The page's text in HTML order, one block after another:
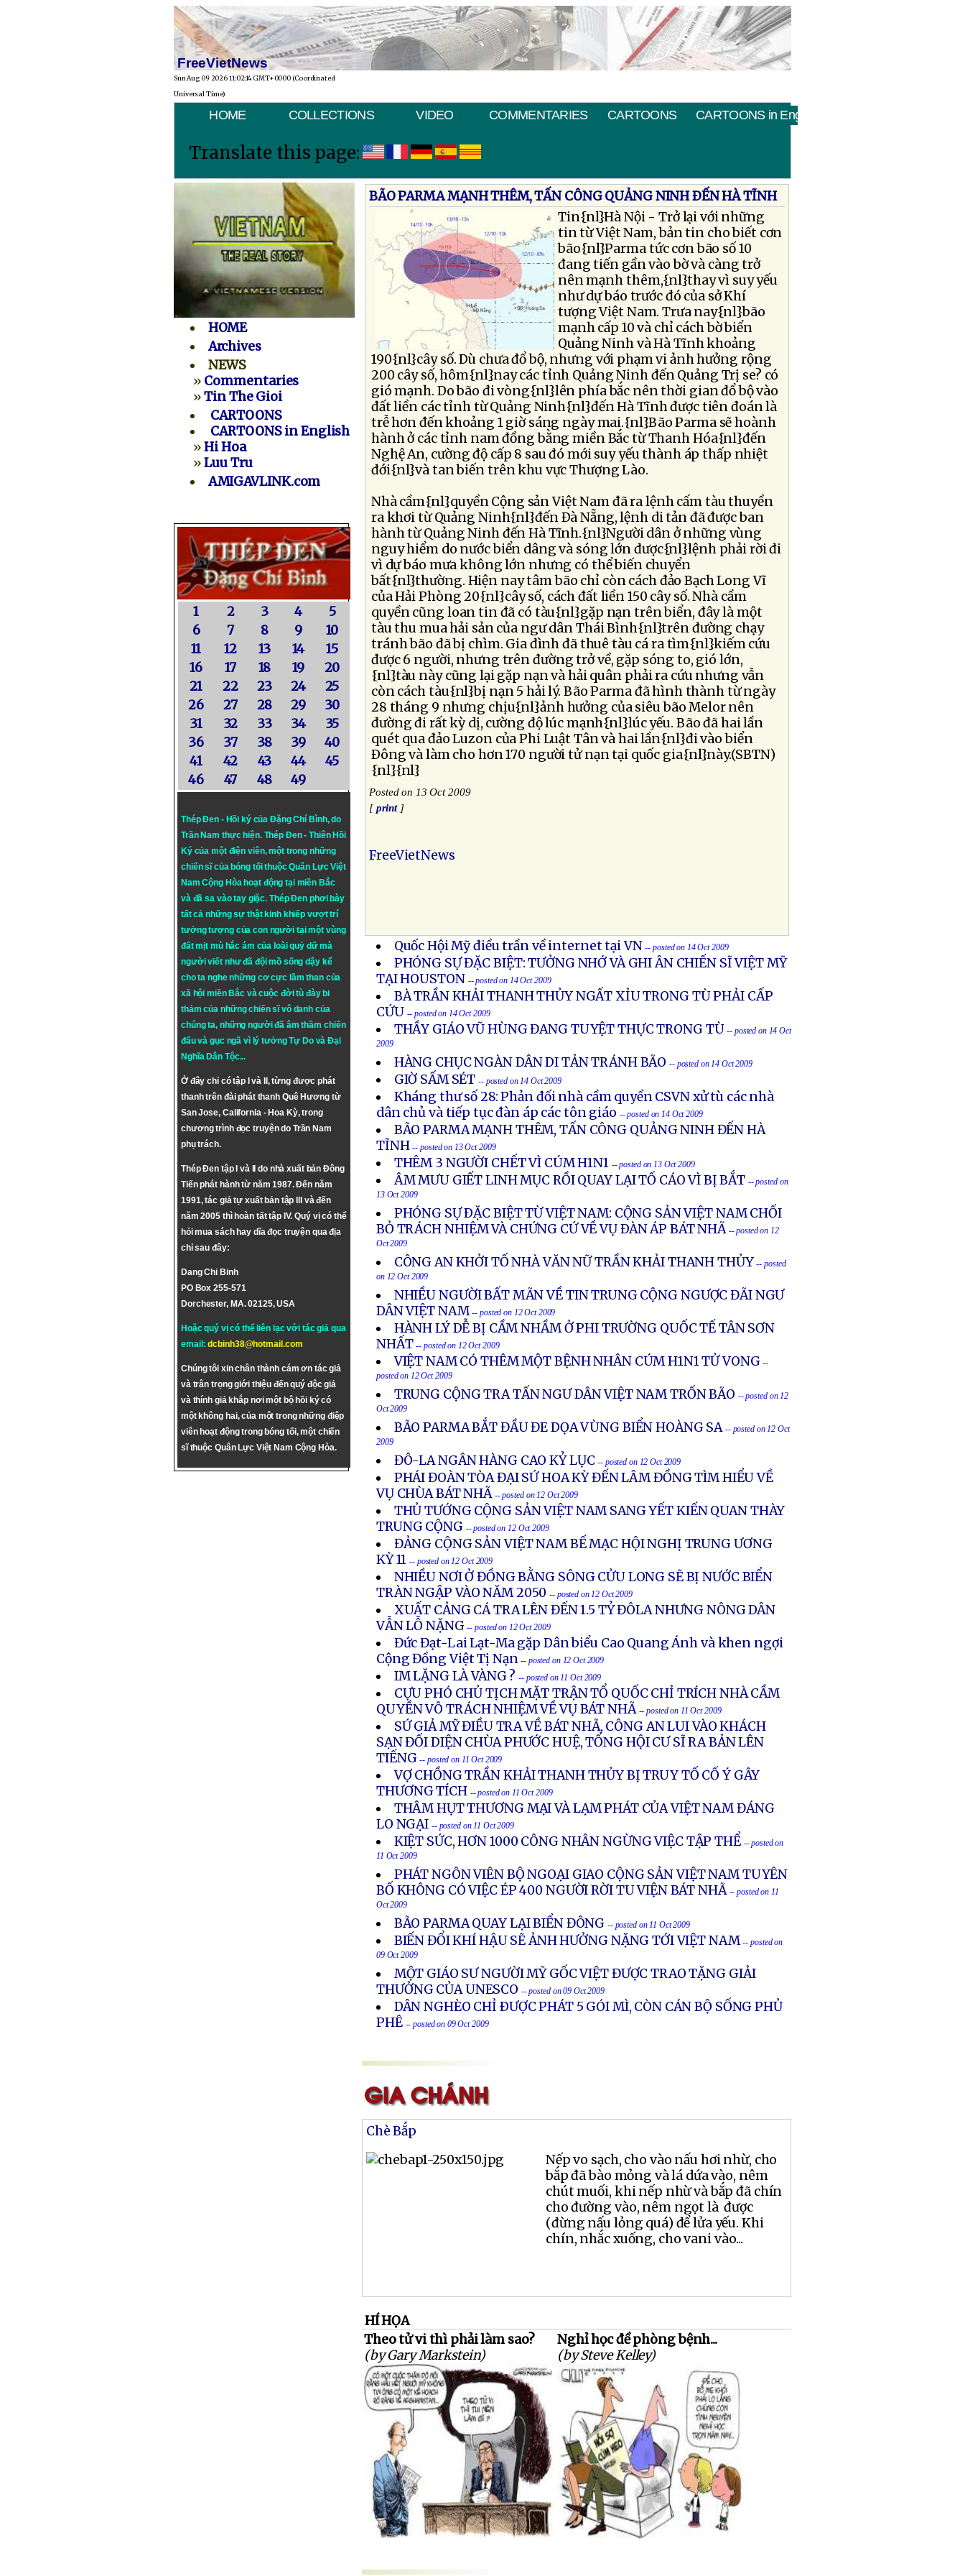
FreeVietNews
Sun Aug 09 2026 11:02:14 GMT+0000 (Coordinated
Universal Time)
HOME COLLECTIONS VIDEO COMMENTARIES CARTOONS CARTOONS in English
Translate this page:
HOME
Archives
NEWS
» Commentaries
»Tin The Gioi
CARTOONS
CARTOONS in English
»Hi Hoa
»Luu Tru
AMIGAVLINK.com
1 2 3 4
5
6
7 8 9
10
11
12 13 14
15
16
17 18 19
20
21
22 23 24
25
26
27 28 29
30
31
32 33 34
35
36
37 38 39
40
41
42 43 44
45
46
47 48 49
Thép Đen - Hồi ký của Đặng Chí Bình, do
Trần Nam thực hiện. Thép Đen- Thiên Hồi
Ký của một điện viên, một trong những
chiến sĩ của bóng tối thuộc Quân Lực Việt
Nam Cộng Hòa hoạt động tại miền Bắc
và đã sa vào tay giặc. Thép Đen phơi bày
tất cả những sự thật kinh khiếp vượt trí
tưởng tượng của con người tại một vùng
đất mịt mù hắc ám của loài quỷ dữ mà
người viết như đã đội mồ sống dậy kể
cho ta nghe những cơ cực lầm than của
xã hội miền Bắc và cuộc đời tù đày bi
thảm của những chiến sĩ vô danh của
chúng ta, những người đã âm thầm chiến
đấu và gục ngã vì lý tưởngTự DovàĐại
Nghĩa Dân Tộc...
Ở đây chỉ có tập I và II, từng được phát
thanh trên đài phát thanh Quê Hương từ
San Jose, California - Hoa Kỳ, trong
chương trình đọc truyện do Trần Nam
phụ trách.
Thép Đen tập I và II do nhà xuất bản Đông
Tiến phát hành từ năm 1987. Đến năm
1991, tác giả tự xuất bản tập III và đến
năm 2005 thì hoàn tất tập IV. Quý vị có thể
hỏi mua sách hay dĩa đọc truyện qua địa
chỉ sau đây:
Dang Chi Binh
PO Box 255-571
Dorchester, MA. 02125, USA
Hoặc quý vị có thể liên lạc với tác giả qua
email:dcbinh38@hotmail.com
Chúng tôi xin chân thành cám ơn tác giả
và trân trọng giới thiệu đến quý độc giả
và thính giả khắp nơi một bộ hồi ký có
một không hai, của một trong những điệp
viên hoạt động trong bóng tối, một chiến
sĩ thuộc Quân Lực Việt Nam Cộng Hòa.
BÃO PARMA MẠNH THÊM, TẤN CÔNG QUẢNG NINH ÐẾN HÀ TĨNH
Tin{nl}Hà Nội - Trở lại với những
tin từ Việt Nam, bản tin cho biết cơn
bão{nl}Parma tức cơn bão số 10
đang tiến gần vào bờ và càng trở
nên mạnh thêm,{nl}thay vì suy yếu
như dự báo trước đó của sở Khí
tượng Việt Nam. Trưa nay{nl}bão
mạnh cấp 10 và chỉ cách bờ biển
Quảng Ninh và Hà Tĩnh khoảng
190{nl}cây số. Dù chưa đổ bộ, nhưng với phạm vi ảnh hưởng rộng
200 cây số, hôm{nl}nay các tỉnh Quảng Ninh đến Quảng Trị se? có
gió mạnh. Do bão đi vòng{nl}lên phía bắc nên thời gian đổ bộ vào
đất liền các tỉnh từ Quảng Ninh{nl}đến Hà Tĩnh được tiên đoán là
trễ hơn đến khoảng 1 giờ sáng ngày mai.{nl}Bão Parma sẽ hoành
hành ở các tỉnh nam đồng bằng miền Bắc từ Thanh Hóa{nl}đến
Nghệ An, cường độ cấp 8 sau đó mới suy yếu thành áp thấp nhiệt
đới{nl}và tan biến trên khu vực Thượng Lào.
Nhà cầm{nl}quyền Cộng sản Việt Nam đã ra lệnh cấm tàu thuyền
ra khơi từ Quảng Ninh{nl}đến Ðà Nẵng, lệnh di tản đã được ban
hành từ Quảng Ninh đến Hà Tĩnh.{nl}Người dân ở những vùng
nguy hiểm do nước biển dâng và sóng lớn được{nl}lệnh phải rời đi
vì dự báo mưa không lớn nhưng có thể biến chuyển
bất{nl}thường. Hiện nay tâm bão chỉ còn cách đảo Bạch Long Vĩ
của Hải Phòng 20{nl}cây số, cách đất liền 150 cây số. Nhà cầm
quyền cũng loan tin đã có tàu{nl}gặp nạn trên biển, đây là một
tàu thu mua hải sản của ngư dân Thái Bình{nl}trên đường chạy
tránh bão đã bị chìm. Gia đình đã thuê tàu cá ra tìm{nl}kiếm cứu
được 6 người, nhưng trên đường trở về, gặp sóng to, gió lớn,
{nl}tàu này cũng lại gặp nạn và hải quân phải ra cứu nhưng vẫn
còn cách tàu{nl}bị nạn 5 hải lý. Bão Parma đã hình thành từ ngày
28 tháng 9 nhưng chịu{nl}ảnh hưởng của siêu bão Melor nên
đường đi rất kỳ dị, cường độ lúc mạnh{nl}lúc yếu. Bão đã hai lần
quét qua đảo Luzon của Phi Luật Tân và hai lần{nl}đi vào biển
Ðông và làm cho hơn 170 người tử nạn tại quốc gia{nl}này.(SBTN)
{nl}{nl}
Posted on 13 Oct 2009
[print]
FreeVietNews
Quốc Hội Mỹ điều trần về internet tại VN -- posted on 14 Oct 2009
PHÓNG SỰ ĐẶC BIỆT: TƯỞNG NHỚ VÀ GHI ÂN CHIẾN SĨ VIỆT MỸ
TẠI HOUSTON -- posted on 14 Oct 2009
BÀ TRẦN KHẢI THANH THỦY NGẤT XỈU TRONG TÙ PHẢI CẤP
CỨU -- posted on 14 Oct 2009
THẦY GIÁO VŨ HÙNG ĐANG TUYỆT THỰC TRONG TÙ -- posted on 14 Oct
2009
HÀNG CHỤC NGÀN DÂN DI TẢN TRÁNH BÃO -- posted on 14 Oct 2009
GIỜ SẤM SÉT -- posted on 14 Oct 2009
Kháng thư số 28: Phản đối nhà cầm quyền CSVN xử tù các nhà
dân chủ và tiếp tục đàn áp các tôn giáo -- posted on 14 Oct 2009
BÃO PARMA MẠNH THÊM, TẤN CÔNG QUẢNG NINH ĐẾN HÀ
TĨNH -- posted on 13 Oct 2009
THÊM 3 NGƯỜI CHẾT VÌ CÚM H1N1 -- posted on 13 Oct 2009
ÂM MƯU GIẾT LINH MỤC RỒI QUAY LẠI TỐ CÁO VÌ BỊ BẮT -- posted on
13 Oct 2009
PHÓNG SỰ ÐẶC BIỆT TỪ VIỆT NAM: CỘNG SẢN VIỆT NAM CHỐI
BỎ TRÁCH NHIỆM VÀ CHỨNG CỨ VỀ VỤ ÐÀN ÁP BÁT NHÃ -- posted on 12
Oct 2009
CÔNG AN KHỞI TỐ NHÀ VĂN NỮ TRẦN KHẢI THANH THỦY -- posted
on 12 Oct 2009
NHIỀU NGƯỜI BẤT MÃN VỀ TIN TRUNG CỘNG NGƯỢC ĐÃI NGƯ
DÂN VIỆT NAM -- posted on 12 Oct 2009
HÀNH LÝ DỄ BỊ CẦM NHẦM Ở PHI TRƯỜNG QUỐC TẾ TÂN SƠN
NHẤT -- posted on 12 Oct 2009
VIỆT NAM CÓ THÊM MỘT BỆNH NHÂN CÚM H1N1 TỬ VONG --
posted on 12 Oct 2009
TRUNG CỘNG TRA TẤN NGƯ DÂN VIỆT NAM TRỐN BÃO -- posted on 12
Oct 2009
BÃO PARMA BẮT ĐẦU ĐE DỌA VÙNG BIỂN HOÀNG SA -- posted on 12 Oct
2009
ĐÔ-LA NGÂN HÀNG CAO KỶ LỤC -- posted on 12 Oct 2009
PHÁI ĐOÀN TÒA ĐẠI SỨ HOA KỲ ĐẾN LÂM ĐỒNG TÌM HIỂU VỀ
VỤ CHÙA BÁT NHÃ -- posted on 12 Oct 2009
THỦ TƯỚNG CỘNG SẢN VIỆT NAM SANG YẾT KIẾN QUAN THÀY
TRUNG CỘNG -- posted on 12 Oct 2009
ĐẢNG CỘNG SẢN VIỆT NAM BẾ MẠC HỘI NGHỊ TRUNG ƯƠNG
KỲ 11 -- posted on 12 Oct 2009
NHIỀU NƠI Ở ĐỒNG BẰNG SÔNG CỬU LONG SẼ BỊ NƯỚC BIỂN
TRÀN NGẬP VÀO NĂM 2050 -- posted on 12 Oct 2009
XUẤT CẢNG CÁ TRA LÊN ĐẾN 1.5 TỶ ĐÔLA NHƯNG NÔNG DÂN
VẪN LỖ NẶNG -- posted on 12 Oct 2009
Đức Đạt-Lai Lạt-Ma gặp Dân biểu Cao Quang Ánh và khen ngợi
Cộng Đồng Việt Tị Nạn-- posted on 12 Oct 2009
IM LẶNG LÀ VÀNG ? -- posted on 11 Oct 2009
CỰU PHÓ CHỦ TỊCH MẶT TRẬN TỔ QUỐC CHỈ TRÍCH NHÀ CẦM
QUYỀN VÔ TRÁCH NHIỆM VỀ VỤ BÁT NHÃ -- posted on 11 Oct 2009
SỨ GIẢ MỸ ĐIỀU TRA VỀ BÁT NHÃ, CÔNG AN LUI VÀO KHÁCH
SẠN ĐỐI DIỆN CHÙA PHƯỚC HUỆ, TỔNG HỘI CƯ SĨ RA BẢN LÊN
TIẾNG -- posted on 11 Oct 2009
VỢ CHỒNG TRẦN KHẢI THANH THỦY BỊ TRUY TỐ CỐ Ý GÂY
THƯƠNG TÍCH -- posted on 11 Oct 2009
THÂM HỤT THƯƠNG MẠI VÀ LẠM PHÁT CỦA VIỆT NAM ĐÁNG
LO NGẠI -- posted on 11 Oct 2009
KIỆT SỨC, HƠN 1000 CÔNG NHÂN NGỪNG VIỆC TẬP THỂ -- posted on
11 Oct 2009
PHÁT NGÔN VIÊN BỘ NGOẠI GIAO CỘNG SẢN VIỆT NAM TUYÊN
BỐ KHÔNG CÓ VIỆC ÉP 400 NGƯỜI RỜI TU VIỆN BÁT NHÃ -- posted on 11
Oct 2009
BÃO PARMA QUAY LẠI BIỂN ĐÔNG -- posted on 11 Oct 2009
BIẾN ĐỔI KHÍ HẬU SẼ ẢNH HƯỞNG NẶNG TỚI VIỆT NAM -- posted on
09 Oct 2009
MỘT GIÁO SƯ NGƯỜI MỸ GỐC VIỆT ĐƯỢC TRAO TẶNG GIẢI
THƯỞNG CỦA UNESCO -- posted on 09 Oct 2009
DÂN NGHÈO CHỈ ÐƯỢC PHÁT 5 GÓI MÌ, CÒN CÁN BỘ SỐNG PHỦ
PHÊ -- posted on 09 Oct 2009
Chè Bắp
Nếp vo sạch, cho vào nấu hơi nhừ, cho
bắp đã bào mỏng và lá dứa vào, nêm
chút muối, khi nếp nhừ và bắp đã chín
cho đường vào, nêm ngọt là được
(đừng nấu lỏng quá) để lửa yếu. Khi
chín, nhắc xuống, cho vani vào...
HÍ HỌA
Theo tử vi thì phải làm sao?
(by Gary Markstein)
Nghỉ học đề phòng bệnh...
(by Steve Kelley)